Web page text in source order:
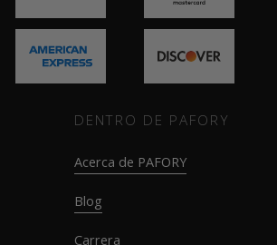
DENTRO DE PAFORY
Acerca de PAFORY
Blog
Carrera